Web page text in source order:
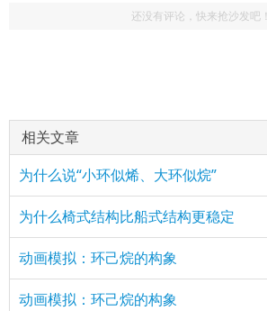
还没有评论，快来抢沙发吧！
相关文章
为什么说“小环似烯、大环似烷”
为什么椅式结构比船式结构更稳定
动画模拟：环己烷的构象
动画模拟：环己烷的构象